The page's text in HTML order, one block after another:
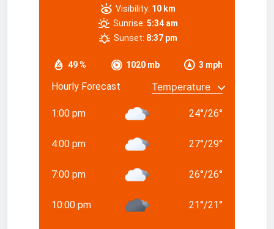
49 % 1020 mb 3 mph
Visibility: 10 km
Sunrise: 5:34 am
Sunset: 8:37 pm
Hourly Forecast
1:00 pm 24°/26°
4:00 pm 27°/29°
7:00 pm 26°/26°
10:00 pm 21°/21°